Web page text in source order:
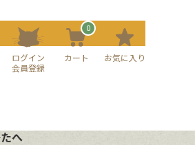
ログイン
会員登録
カート
0
お気に入り
へ